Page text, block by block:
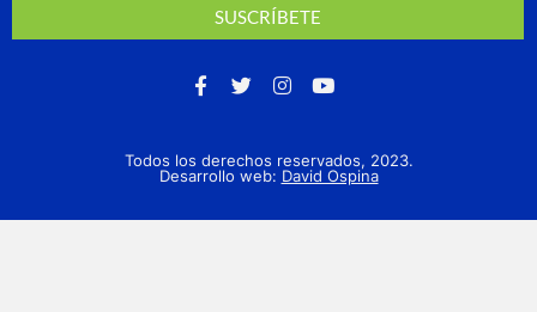
SUSCRÍBETE
Todos los derechos reservados, 2023.
Desarrollo web: David Ospina